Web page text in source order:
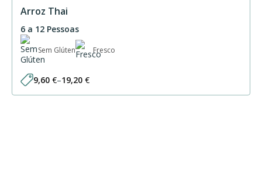
Arroz Thai
6 a 12 Pessoas
Sem Glúten Fresco
9,60 €–19,20 €
Price
range: